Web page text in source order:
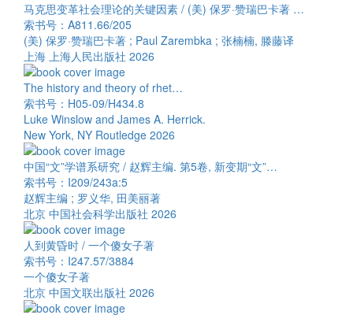
马克思变革社会理论的关键因素 / (美) 保罗·赞瑞巴卡著 …
索书号：A811.66/205
(美) 保罗·赞瑞巴卡著 ; Paul Zarembka ; 张楠楠, 滕藤译
上海 上海人民出版社 2026
The history and theory of rhet…
索书号：H05-09/H434.8
Luke Winslow and James A. Herrick.
New York, NY Routledge 2026
中国“文”学谱系研究 / 赵辉主编. 第5卷, 新变期“文”…
索书号：I209/243a:5
赵辉主编 ; 罗义华, 田美丽著
北京 中国社会科学出版社 2026
人到黄昏时 / 一个傻女子著
索书号：I247.57/3884
一个傻女子著
北京 中国文联出版社 2026